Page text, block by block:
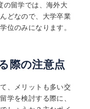
の留学では、海外大
どなので、大学卒業
位のみになります。
際の注意点
、メリットも多い交
学を検討する際に、